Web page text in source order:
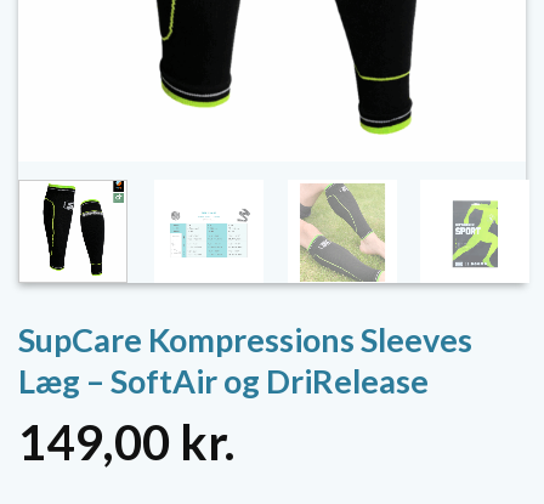
SupCare Kompressions Sleeves
Læg – SoftAir og DriRelease
149,00 kr.